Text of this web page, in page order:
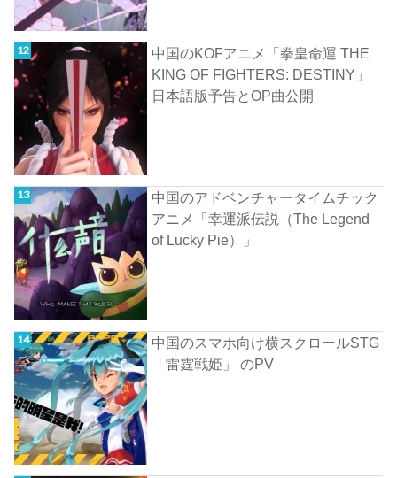
中国のKOFアニメ「拳皇命運 THE
KING OF FIGHTERS: DESTINY」
日本語版予告とOP曲公開
中国のアドベンチャータイムチック
アニメ「幸運派伝説（The Legend
of Lucky Pie）」
中国のスマホ向け横スクロールSTG
「雷霆戦姫」 のPV